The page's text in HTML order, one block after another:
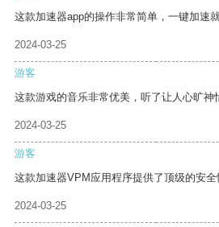
这款加速器app的操作非常简单，一键加速
2024-03-25
游客
这款游戏的音乐非常优美，听了让人心旷神
2024-03-25
游客
这款加速器VPM应用程序提供了顶级的安全
2024-03-25